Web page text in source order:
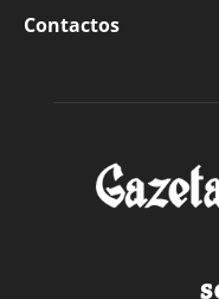
Contactos